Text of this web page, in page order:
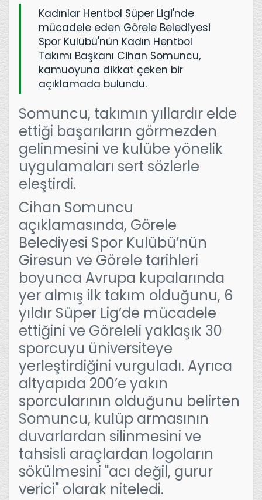
Kadınlar Hentbol Süper Ligi'nde
mücadele eden Görele Belediyesi
Spor Kulübü'nün Kadın Hentbol
Takımı Başkanı Cihan Somuncu,
kamuoyuna dikkat çeken bir
açıklamada bulundu.
Somuncu, takımın yıllardır elde
ettiği başarıların görmezden
gelinmesini ve kulübe yönelik
uygulamaları sert sözlerle
eleştirdi.
Cihan Somuncu
açıklamasında, Görele
Belediyesi Spor Kulübü’nün
Giresun ve Görele tarihleri
boyunca Avrupa kupalarında
yer almış ilk takım olduğunu, 6
yıldır Süper Lig’de mücadele
ettiğini ve Göreleli yaklaşık 30
sporcuyu üniversiteye
yerleştirdiğini vurguladı. Ayrıca
altyapıda 200’e yakın
sporcularının olduğunu belirten
Somuncu, kulüp armasının
duvarlardan silinmesini ve
tahsisli araçlardan logoların
sökülmesini "acı değil, gurur
verici" olarak niteledi.